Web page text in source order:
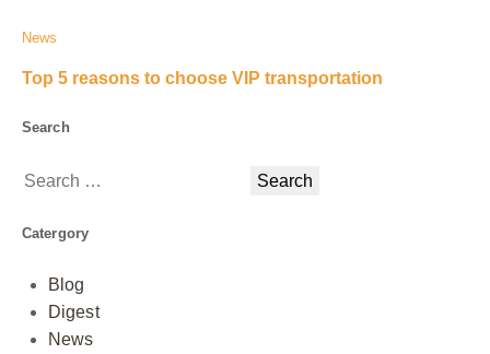
News
Top 5 reasons to choose VIP transportation
Search
Catergory
Blog
Digest
News